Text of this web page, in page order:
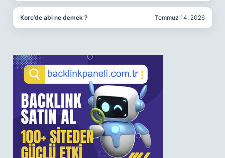
Kore’de abi ne demek ? Temmuz 14, 2026